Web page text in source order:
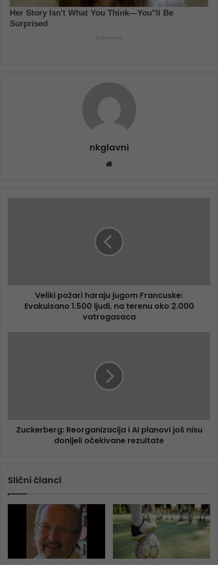
nkglavni
Veliki požari haraju jugom Francuske:
Evakuisano 1.500 ljudi, na terenu oko 2.000
vatrogasaca
Zuckerberg: Reorganizacija i AI planovi još nisu
donijeli očekivane rezultate
Slični članci